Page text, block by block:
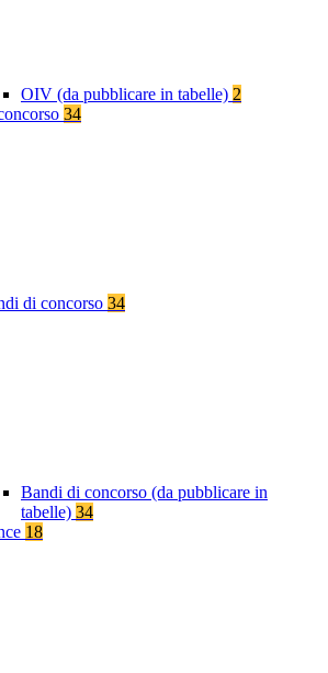
OIV (da pubblicare in tabelle) 2
34
di concorso 34
Bandi di concorso (da pubblicare in
tabelle) 34
18